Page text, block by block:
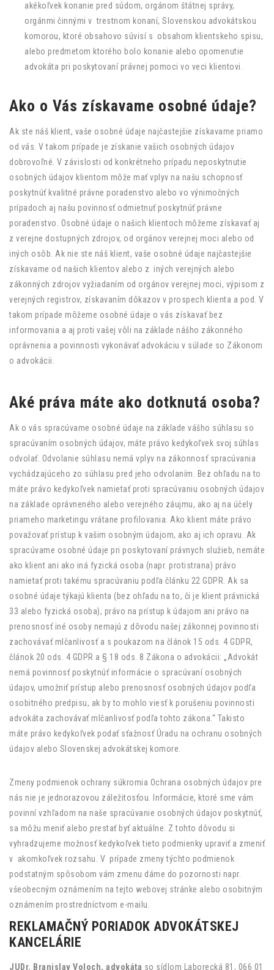
akékoľvek konanie pred súdom, orgánom štátnej správy,
orgánmi činnými v trestnom konaní, Slovenskou advokátskou
komorou, ktoré obsahovo súvisí s obsahom klientskeho spisu,
alebo predmetom ktorého bolo konanie alebo opomenutie
advokáta pri poskytovaní právnej pomoci vo veci klientovi.
Ako o Vás získavame osobné údaje?
Ak ste náš klient, vaše osobné údaje najčastejšie získavame priamo
od vás. V takom prípade je získanie vašich osobných údajov
dobrovoľné. V závislosti od konkrétneho prípadu neposkytnutie
osobných údajov klientom môže mať vplyv na našu schopnosť
poskytnúť kvalitné právne poradenstvo alebo vo výnimočných
prípadoch aj našu povinnosť odmietnuť poskytnúť právne
poradenstvo. Osobné údaje o našich klientoch môžeme získavať aj
z verejne dostupných zdrojov, od orgánov verejnej moci alebo od
iných osôb. Ak nie ste náš klient, vaše osobné údaje najčastejšie
získavame od našich klientov alebo z iných verejných alebo
zákonných zdrojov vyžiadaním od orgánov verejnej moci, výpisom z
verejných registrov, získavaním dôkazov v prospech klienta a pod. V
takom prípade môžeme osobné údaje o vás získavať bez
informovania a aj proti vašej vôli na základe nášho zákonného
oprávnenia a povinnosti vykonávať advokáciu v súlade so Zákonom
o advokácii.
Aké práva máte ako dotknutá osoba?
Ak o vás spracúvame osobné údaje na základe vášho súhlasu so
spracúvaním osobných údajov, máte právo kedykoľvek svoj súhlas
odvolať. Odvolanie súhlasu nemá vplyv na zákonnosť spracúvania
vychádzajúceho zo súhlasu pred jeho odvolaním. Bez ohľadu na to
máte právo kedykoľvek namietať proti spracúvaniu osobných údajov
na základe oprávneného alebo verejného záujmu, ako aj na účely
priameho marketingu vrátane profilovania. Ako klient máte právo
považovať prístup k vašim osobným údajom, ako aj ich opravu. Ak
spracúvame osobné údaje pri poskytovaní právnych služieb, nemáte
ako klient ani ako iná fyzická osoba (napr. protistrana) právo
namietať proti takému spracúvaniu podľa článku 22 GDPR. Ak sa
osobné údaje týkajú klienta (bez ohľadu na to, či je klient právnická
33 alebo fyzická osoba), právo na prístup k údajom ani právo na
prenosnosť iné osoby nemajú z dôvodu našej zákonnej povinnosti
zachovávať mlčanlivosť a s poukazom na článok 15 ods. 4 GDPR,
článok 20 ods. 4 GDPR a § 18 ods. 8 Zákona o advokácii: „Advokát
nemá povinnosť poskytnúť informácie o spracúvaní osobných
údajov, umožniť prístup alebo prenosnosť osobných údajov podľa
osobitného predpisu, ak by to mohlo viesť k porušeniu povinnosti
advokáta zachovávať mlčanlivosť podľa tohto zákona.“ Takisto
máte právo kedykoľvek podať sťažnosť Úradu na ochranu osobných
údajov alebo Slovenskej advokátskej komore.
Zmeny podmienok ochrany súkromia Ochrana osobných údajov pre
nás nie je jednorazovou záležitosťou. Informácie, ktoré sme vám
povinní vzhľadom na naše spracúvanie osobných údajov poskytnúť,
sa môžu meniť alebo prestať byť aktuálne. Z tohto dôvodu si
vyhradzujeme možnosť kedykoľvek tieto podmienky upraviť a zmeniť
v akomkoľvek rozsahu. V prípade zmeny týchto podmienok
podstatným spôsobom vám zmenu dáme do pozornosti napr.
všeobecným oznámením na tejto webovej stránke alebo osobitným
oznámením prostredníctvom e-mailu.
REKLAMAČNÝ PORIADOK ADVOKÁTSKEJ
KANCELÁRIE
JUDr. Branislav Voloch, advokáta so sídlom Laborecká 81, 066 01